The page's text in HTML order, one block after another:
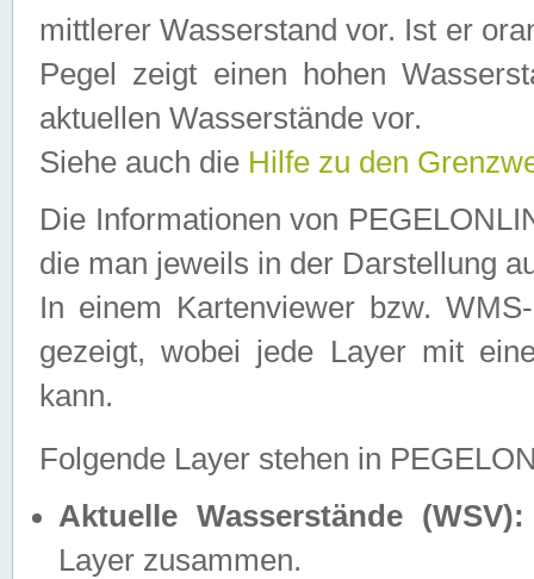
mittlerer Wasserstand vor. Ist er
Pegel zeigt einen hohen
aktuellen Wasserstände vor.
Siehe auch die Hilfe zu den
Die Informationen von
die man jeweils in der Darstellung
In einem Kartenviewer bzw.
gezeigt, wobei jede Layer mit
kann.
Folgende Layer stehen in
Aktuelle Wasserstände (WSV):
Layer zusammen.